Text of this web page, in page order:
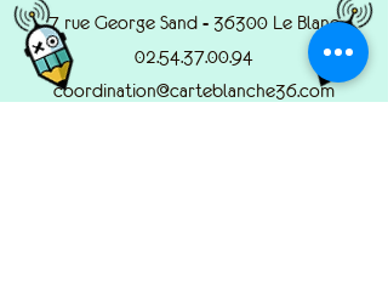
7 rue George Sand - 36300 Le Blanc
02.54.37.00.94
coordination@carteblanche36.com